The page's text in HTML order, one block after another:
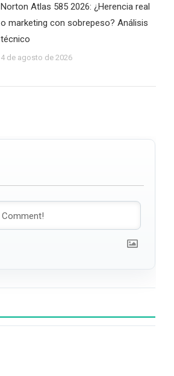
Norton Atlas 585 2026: ¿Herencia real
o marketing con sobrepeso? Análisis
técnico
4 de agosto de 2026